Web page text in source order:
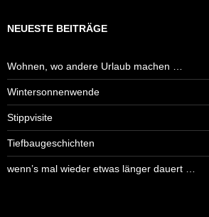
NEUESTE BEITRÄGE
Wohnen, wo andere Urlaub machen …
Wintersonnenwende
Stippvisite
Tiefbaugeschichten
wenn’s mal wieder etwas länger dauert …